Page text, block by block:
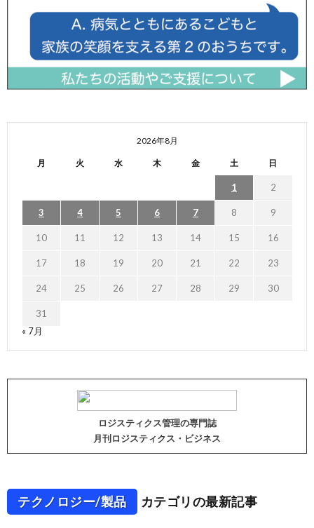
2026年8月
月 火 水 木 金 土 日
1 2
3 4 5 6 7 8 9
10 11 12 13 14 15 16
17 18 19 20 21 22 23
24 25 26 27 28 29 30
31
« 7月
ロジスティクス管理の専門誌
月刊ロジスティクス・ビジネス
テクノロジー/製品 カテゴリの最新記事